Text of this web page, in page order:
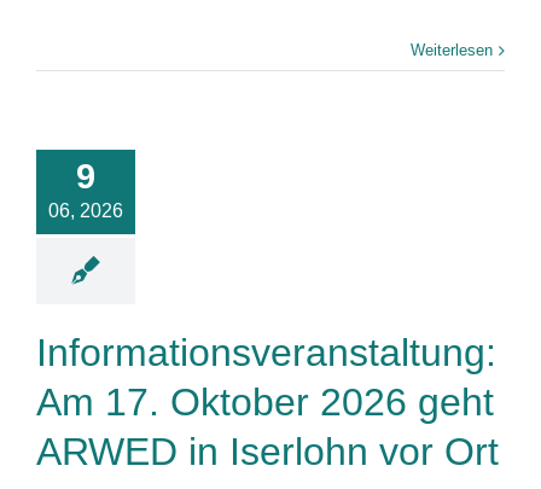
Weiterlesen
9
06, 2026
geht
in
vor Ort
Informationsveranstaltung:
Am 17. Oktober 2026 geht
ARWED in Iserlohn vor Ort